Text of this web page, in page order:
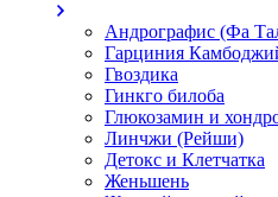
Андрографис (Фа
Гарциния
Гвоздика
Гинкго билоба
Глюкозамин и
Линчжи (Рейши)
Детокс и Клетчатка
Женьшень